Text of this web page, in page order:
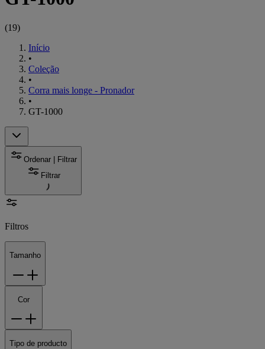
(19)
Início
•
Coleção
•
Corra mais longe - Pronador
•
GT-1000
Ordenar | Filtrar
Filtrar
Filtros
Tamanho
Cor
Tipo de producto